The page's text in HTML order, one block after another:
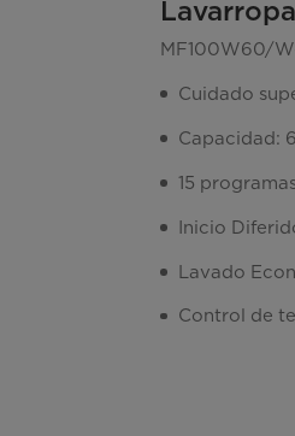
MF100W60/
Cuidado
Capacidad:
15
Inicio
Lavado
Control de